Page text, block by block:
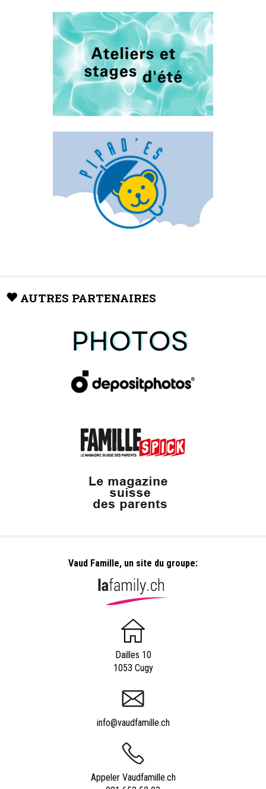
AUTRES PARTENAIRES
Vaud Famille, un site du groupe:
Dailles 10
1053 Cugy
info@vaudfamille.ch
Appeler Vaudfamille.ch